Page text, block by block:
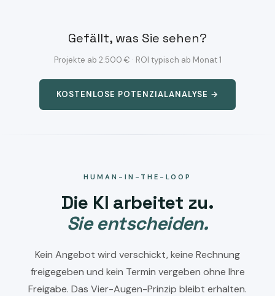
Gefällt, was Sie sehen?
Projekte ab 2.500 € · ROI typisch ab Monat 1
KOSTENLOSE POTENZIALANALYSE →
HUMAN-IN-THE-LOOP
Die KI arbeitet zu.
Sie entscheiden.
Kein Angebot wird verschickt, keine Rechnung
freigegeben und kein Termin vergeben ohne Ihre
Freigabe. Das Vier-Augen-Prinzip bleibt erhalten.